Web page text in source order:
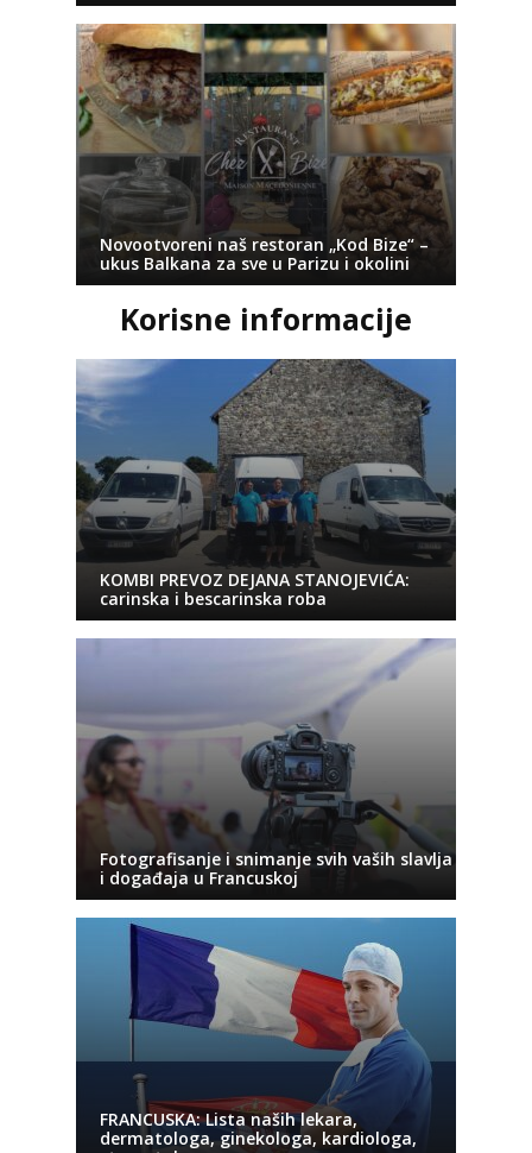
Novootvoreni naš restoran „Kod Bize“ –
ukus Balkana za sve u Parizu i okolini
Korisne informacije
KOMBI PREVOZ DEJANA STANOJEVIĆA:
carinska i bescarinska roba
Fotografisanje i snimanje svih vaših slavlja
i događaja u Francuskoj
FRANCUSKA: Lista naših lekara,
dermatologa, ginekologa, kardiologa,